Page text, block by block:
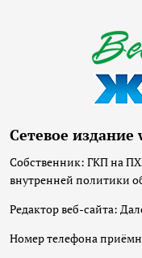
Сетевое издание
Собственник: ГКП на
внутренней политики
Редактор веб-сайта:
Номер телефона